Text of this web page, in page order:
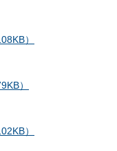
）
）
）